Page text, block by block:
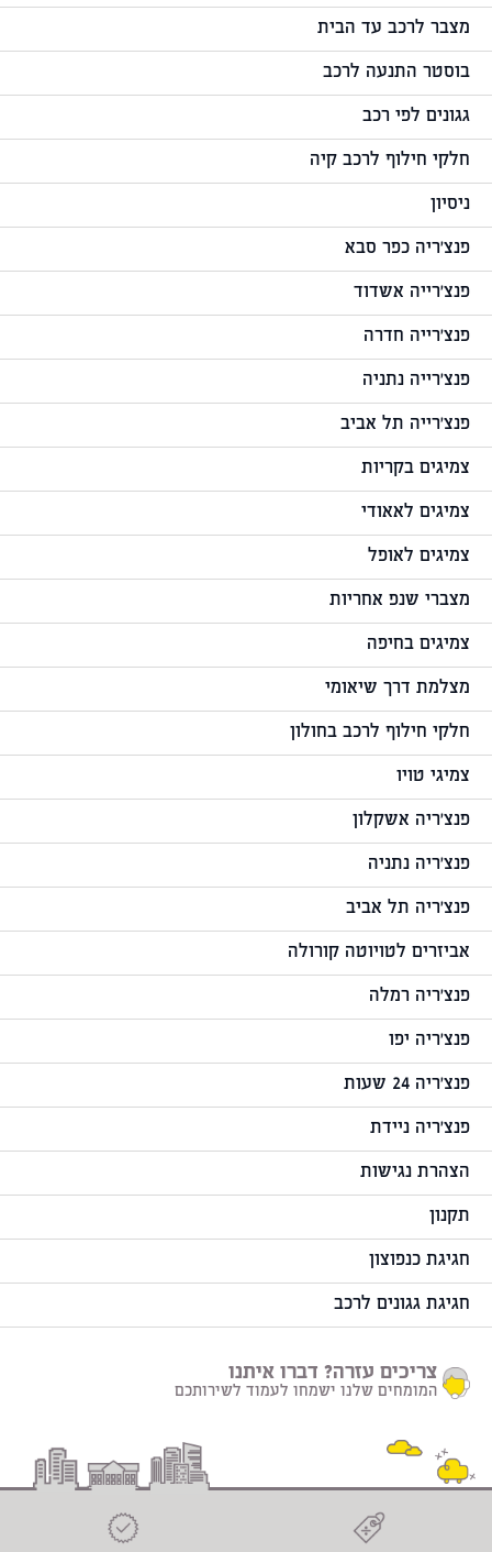
מצבר לרכב עד הבית
בוסטר התנעה לרכב
גגונים לפי רכב
חלקי חילוף לרכב קיה
ניסיון
פנצ'ריה כפר סבא
פנצ'רייה אשדוד
פנצ'רייה חדרה
פנצ'רייה נתניה
פנצ'רייה תל אביב
צמיגים בקריות
צמיגים לאאודי
צמיגים לאופל
מצברי שנפ אחריות
צמיגים בחיפה
מצלמת דרך שיאומי
חלקי חילוף לרכב בחולון
צמיגי טויו
פנצ'ריה אשקלון
פנצ'ריה נתניה
פנצ'ריה תל אביב
אביזרים לטויוטה קורולה
פנצ'ריה רמלה
פנצ'ריה יפו
פנצ'ריה 24 שעות
פנצ'ריה ניידת
הצהרת נגישות
תקנון
חגיגת כנפוצון
חגיגת גגונים לרכב
צריכים עזרה? דברו איתנו
המומחים שלנו ישמחו לעמוד לשירותכם